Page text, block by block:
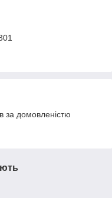
за домовленістю